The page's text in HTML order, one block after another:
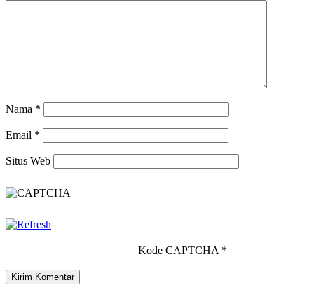
Nama *
Email *
Situs Web
Kode CAPTCHA *